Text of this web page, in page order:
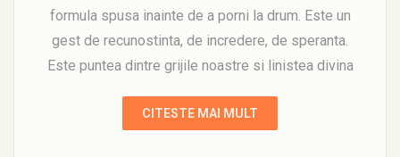
formula spusa inainte de a porni la drum. Este un
gest de recunostinta, de incredere, de speranta.
Este puntea dintre grijile noastre si linistea divina
CITESTE MAI MULT